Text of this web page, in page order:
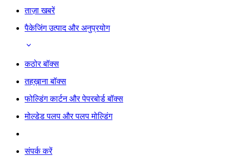
ताज़ा खबरें
पैकेजिंग उत्पाद और अनुप्रयोग
कठोर बॉक्स
तहख़ाना बॉक्स
फोल्डिंग कार्टन और पेपरबोर्ड बॉक्स
मोल्डेड पलप और पलप मोल्डिंग
संपर्क करें